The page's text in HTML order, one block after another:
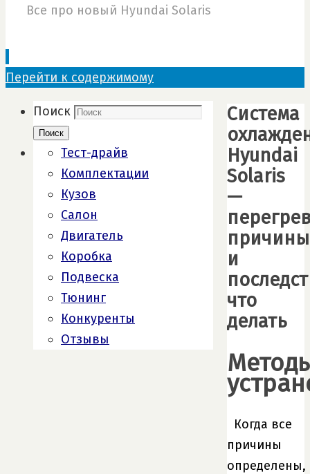
Все про новый Hyundai Solaris
Перейти к содержимому
Система
Hyundai
Solaris
—
причины
и
что
делать
Когда все
причины
определены,
Поиск
Поиск
Тест-драйв
Комплектации
Кузов
Салон
Двигатель
Коробка
Подвеска
Тюнинг
Конкуренты
Отзывы